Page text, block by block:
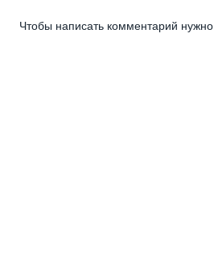
Чтобы написать комментарий нужно